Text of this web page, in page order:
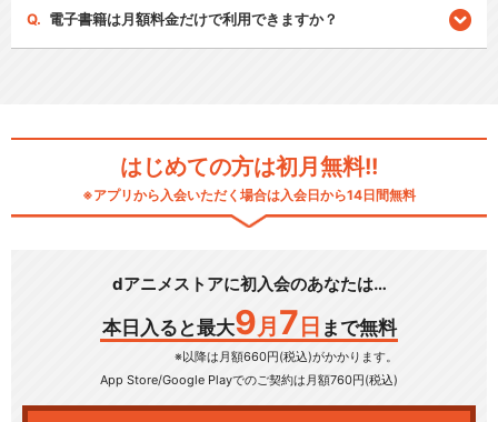
電子書籍は月額料金だけで利用できますか？
はじめての方は初月無料!!
※アプリから入会いただく場合は入会日から14日間無料
dアニメストアに初入会のあなたは…
本日入ると最大9 月 7 日 まで無料
※以降は月額660円(税込)がかかります。
App Store/Google Playでのご契約は月額760円(税込)